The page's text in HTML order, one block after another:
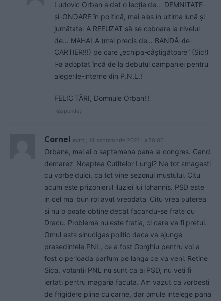
Ludovic Orban a dat o lecție de… DEMNITATE-
și-ONOARE în politică, mai ales în ultima lună și
jumătate: A REFUZAT să se coboare la nivelul
de… MAHALA (mai precis de… BANDĂ-de-
CARTIER!!!) pe care „echipa-câștigătoare” (Sic!)
l-a adoptat încă de la debutul campaniei pentru
alegerile-interne din P.N.L.!
FELICITĂRI, Domnule Orban!!!
Răspundeți
Cornel marți, 14 septembrie 2021 La 20.06
Orbane, mai ai o saptamana pana la congres. Cand
demarezi Noaptea Cutitelor Lungi? Ne tot amagesti
cu vorbe dulci, ca tot vine sezonul mustului. Citu
acum este prizonierul iluziei lui Iohannis. PSD este
in cel mai bun rol avut vreodata. Citu vrea puterea
si nu o poate obtine decat facandu-se frate cu
Dracu. Problema nu este fratia, ci care va fi pretul.
Omul este sinucigas politic daca va ajunge
presedintele PNL, ce a fost Gorghiu pentru voi a
fost o perioada parfum pe langa ce va veni. Retine
Sica, votantii PNL nu sunt ca ai PSD, nu veti fi
iertati pentru magaria facuta. Am vazut ca vorbesti
de frigidere pline cu carne, dar omule intelege pana